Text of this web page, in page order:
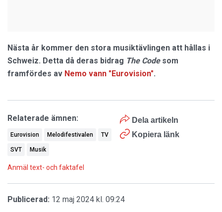
Nästa år kommer den stora musiktävlingen att hållas i
Schweiz. Detta då deras bidrag The Codesom
framfördes av Nemo vann "Eurovision".
Dela artikeln
Kopiera länk
Relaterade ämnen:
Eurovision Melodifestivalen TV
SVT Musik
Anmäl text- och faktafel
Publicerad: 12 maj 2024 kl. 09:24